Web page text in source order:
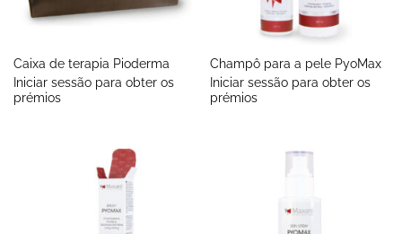
Caixa de terapia Pioderma
Iniciar sessão para obter os
prémios
Champô para a pele PyoMax
Iniciar sessão para obter os
prémios